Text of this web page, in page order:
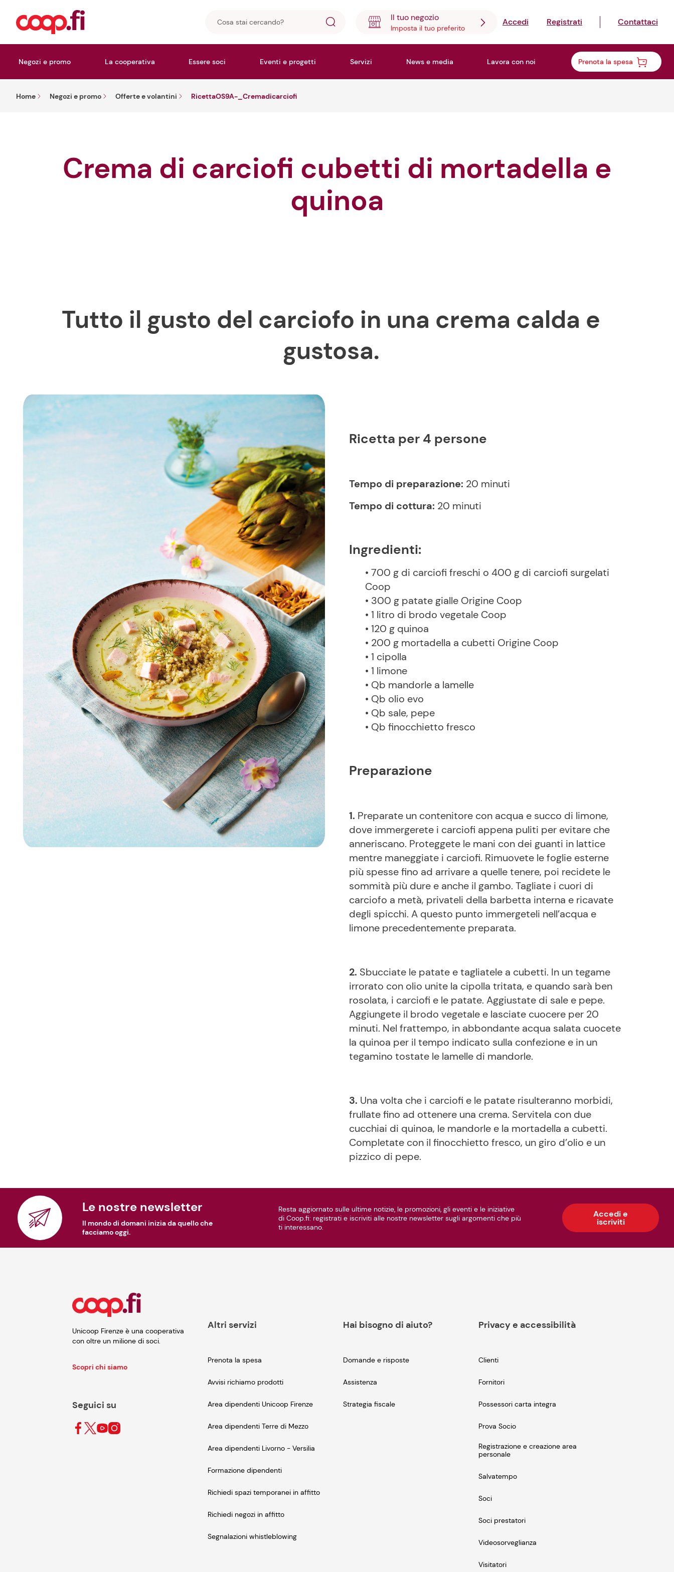
stai
Il tuo negozio
Imposta il tuo preferito
Accedi Registrati Contattaci
Negozi e promo La cooperativa Essere soci Eventi e progetti Servizi News e media Lavora con noi Prenota la spesa
Home Negozi e promo Offerte e volantini RicettaOS9A-_Cremadicarciofi
Crema di carciofi cubetti di mortadella e
quinoa
Tutto il gusto del carciofo in una crema calda e
gustosa.
Ricetta per 4 persone
Tempo di preparazione: 20 minuti
Tempo di cottura: 20 minuti
Ingredienti:
• 700 g di carciofi freschi o 400 g di carciofi surgelati
Coop
• 300 g patate gialle Origine Coop
• 1 litro di brodo vegetale Coop
• 120 g quinoa
• 200 g mortadella a cubetti Origine Coop
• 1 cipolla
• 1 limone
• Qb mandorle a lamelle
• Qb olio evo
• Qb sale, pepe
• Qb finocchietto fresco
Preparazione
1. Preparate un contenitore con acqua e succo di limone,
dove immergerete i carciofi appena puliti per evitare che
anneriscano. Proteggete le mani con dei guanti in lattice
mentre maneggiate i carciofi. Rimuovete le foglie esterne
più spesse fino ad arrivare a quelle tenere, poi recidete le
sommità più dure e anche il gambo. Tagliate i cuori di
carciofo a metà, privateli della barbetta interna e ricavate
degli spicchi. A questo punto immergeteli nell’acqua e
limone precedentemente preparata.
2. Sbucciate le patate e tagliatele a cubetti. In un tegame
irrorato con olio unite la cipolla tritata, e quando sarà ben
rosolata, i carciofi e le patate. Aggiustate di sale e pepe.
Aggiungete il brodo vegetale e lasciate cuocere per 20
minuti. Nel frattempo, in abbondante acqua salata cuocete
la quinoa per il tempo indicato sulla confezione e in un
tegamino tostate le lamelle di mandorle.
3. Una volta che i carciofi e le patate risulteranno morbidi,
frullate fino ad ottenere una crema. Servitela con due
cucchiai di quinoa, le mandorle e la mortadella a cubetti.
Completate con il finocchietto fresco, un giro d’olio e un
pizzico di pepe.
Le nostre newsletter
Il mondo di domani inizia da quello che
facciamo oggi.
Resta aggiornato sulle ultime notizie, le promozioni, gli eventi e le iniziative
di Coop.fi: registrati e iscriviti alle nostre newsletter sugli argomenti che più
ti interessano.
Accedi e
iscriviti
Unicoop Firenze è una cooperativa
con oltre un milione di soci.
Scopri chi siamo
Seguici su
Altri servizi
Prenota la spesa
Avvisi richiamo prodotti
Area dipendenti Unicoop Firenze
Area dipendenti Terre di Mezzo
Area dipendenti Livorno - Versilia
Formazione dipendenti
Richiedi spazi temporanei in affitto
Richiedi negozi in affitto
Segnalazioni whistleblowing
Hai bisogno di aiuto?
Domande e risposte
Assistenza
Strategia fiscale
Privacy e accessibilità
Clienti
Fornitori
Possessori carta integra
Prova Socio
Registrazione e creazione area
personale
Salvatempo
Soci
Soci prestatori
Videosorveglianza
Visitatori